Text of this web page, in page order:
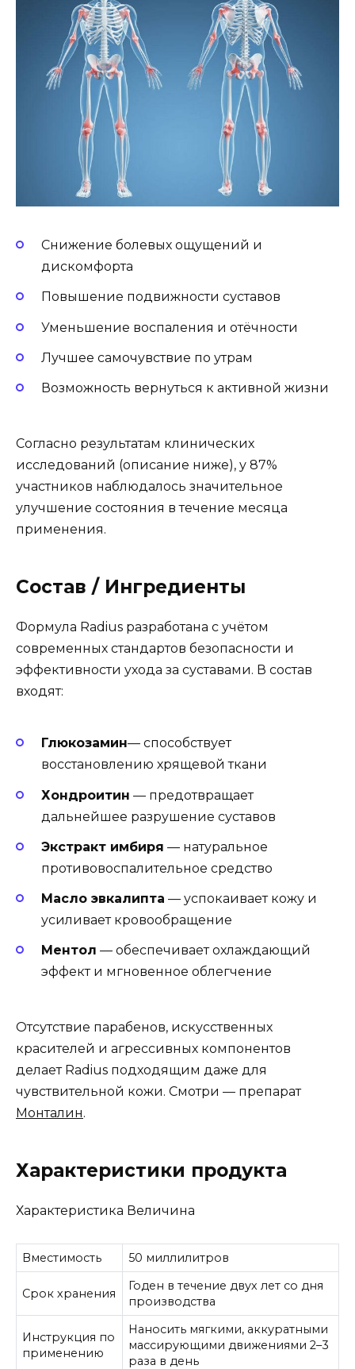
Снижение болевых ощущений и
дискомфорта
Повышение подвижности суставов
Уменьшение воспаления и отёчности
Лучшее самочувствие по утрам
Возможность вернуться к активной жизни
Согласно результатам клинических
исследований (описание ниже), у 87%
участников наблюдалось значительное
улучшение состояния в течение месяца
применения.
Состав / Ингредиенты
Формула Radius разработана с учётом
современных стандартов безопасности и
эффективности ухода за суставами. В состав
входят:
Глюкозамин— способствует
восстановлению хрящевой ткани
Хондроитин — предотвращает
дальнейшее разрушение суставов
Экстракт имбиря — натуральное
противовоспалительное средство
Масло эвкалипта — успокаивает кожу и
усиливает кровообращение
Ментол — обеспечивает охлаждающий
эффект и мгновенное облегчение
Отсутствие парабенов, искусственных
красителей и агрессивных компонентов
делает Radius подходящим даже для
чувствительной кожи. Смотри — препарат
Монталин.
Характеристики продукта
Характеристика Величина
Вместимость 50 миллилитров
Срок хранения
Годен в течение двух лет со дня
производства
Инструкция по
применению
Наносить мягкими, аккуратными
массирующими движениями 2–3
раза в день